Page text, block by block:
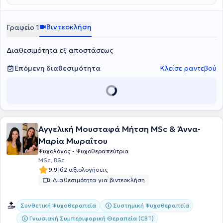
Γραφείο 1 Βιντεοκλήση
Διαθεσιμότητα εξ αποστάσεως
Επόμενη διαθεσιμότητα
Κλείσε ραντεβού
Αγγελική Μουσταφά Μήτση MSc & Άννα-
Μαρία Μωραΐτου
Ψυχολόγος - Ψυχοθεραπεύτρια
MSc, BSc
9.9|62 αξιολογήσεις
Διαθεσιμότητα για βιντεοκλήση
Συνθετική Ψυχοθεραπεία
Συστημική Ψυχοθεραπεία
Γνωσιακή Συμπεριφορική Θεραπεία (CBT)